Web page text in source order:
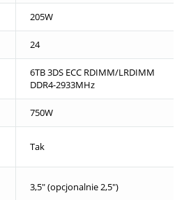
205W
24
6TB 3DS ECC RDIMM/LRDIMM
DDR4-2933MHz
750W
Tak
3,5" (opcjonalnie 2,5")